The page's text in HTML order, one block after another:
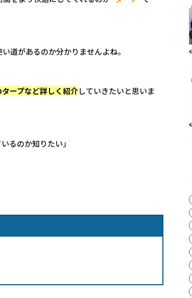
道があるのか分かりませんよね。
ープなど詳しく紹介していきたいと思いま
るのか知りたい」